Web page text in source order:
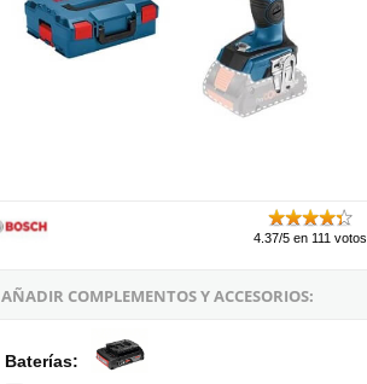
4.37/5 en 111 votos
AÑADIR COMPLEMENTOS Y ACCESORIOS:
Baterías: